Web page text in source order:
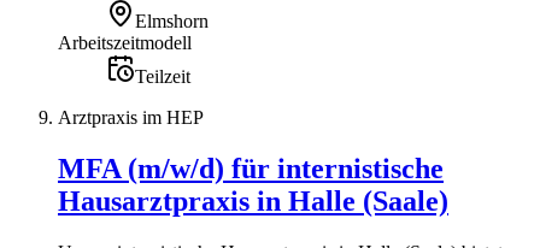
Elmshorn
Arbeitszeitmodell
Teilzeit
Arztpraxis im HEP
MFA (m/w/d) für internistische
Hausarztpraxis in Halle (Saale)